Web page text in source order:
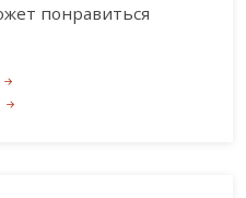
понравиться